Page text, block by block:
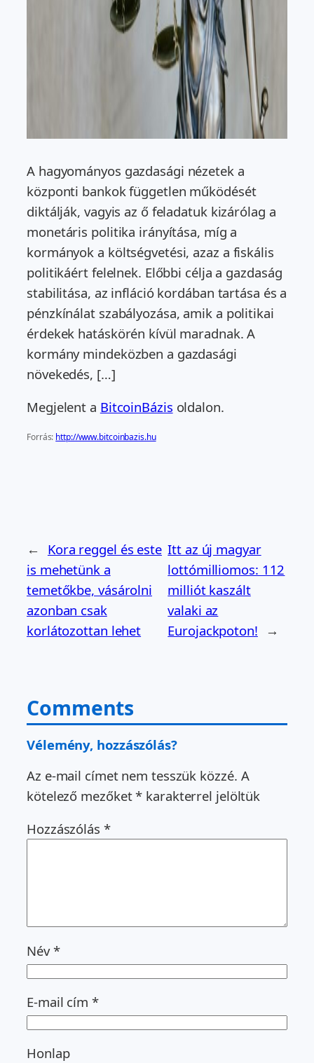
A hagyományos gazdasági nézetek a
központi bankok független működését
diktálják, vagyis az ő feladatuk kizárólag a
monetáris politika irányítása, míg a
kormányok a költségvetési, azaz a fiskális
politikáért felelnek. Előbbi célja a gazdaság
stabilitása, az infláció kordában tartása és a
pénzkínálat szabályozása, amik a politikai
érdekek hatáskörén kívül maradnak. A
kormány mindeközben a gazdasági
növekedés, […]
Megjelent a BitcoinBázis oldalon.
Forrás: http://www.bitcoinbazis.hu
← Kora reggel és este
is mehetünk a
temetőkbe, vásárolni
azonban csak
korlátozottan lehet
Itt az új magyar
lottómilliomos: 112
milliót kaszált
valaki az
Eurojackpoton! →
Comments
Vélemény, hozzászólás?
Az e-mail címet nem tesszük közzé. A
kötelező mezőket* karakterrel jelöltük
Hozzászólás *
Név*
E-mail cím *
Honlap